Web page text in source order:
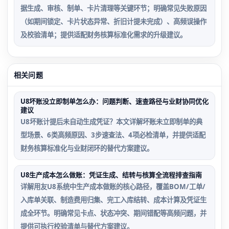
据生成、审核、制单、卡片清理等关键环节；明确常见失败原因
（如期间锁定、卡片状态异常、折旧计提未完成）、高频误操作
及校验清单；提供适配财务核算标准化需求的升级建议。
相关问题
U8坏账没立即制单怎么办：问题判断、速查路径与业财协同优化
建议
U8坏账计提后未自动生成凭证？本文详解坏账未立即制单的典
型场景、6类高频原因、3步速查法、4项必检清单，并提供适配
财务核算标准化与业财闭环的替代方案建议。
U8生产成本怎么做账：凭证生成、结转与核算全流程排查指南
详解用友U8系统中生产成本做账的核心路径，覆盖BOM/工单/
入库单关联、制造费用归集、完工入库结转、成本计算及凭证生
成全环节。明确常见卡点、状态冲突、期间错配等高频问题，并
提供可执行校验清单与替代方案建议。